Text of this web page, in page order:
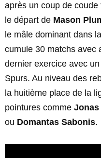
après un coup de
le départ de Mason
le mâle dominant dans
cumule 30 matchs avec
dernier exercice avec
Spurs. Au niveau des
la huitième place de la
pointures comme Jonas
ou Domantas Sabonis.